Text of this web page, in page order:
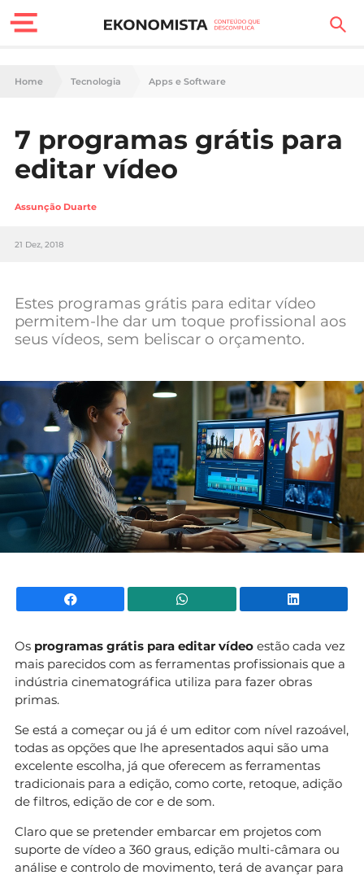
Finanças Pessoais
Carreira
Tecnologia
Negócios
Mundial 2026
Home Tecnologia Apps e Software
7 programas grátis para
editar vídeo
Assunção Duarte
21 Dez, 2018
Estes programas grátis para editar vídeo
permitem-lhe dar um toque profissional aos
seus vídeos, sem beliscar o orçamento.
Facebook WhatsApp
Os programas grátis para editar vídeo estão cada vez
mais parecidos com as ferramentas profissionais que a
indústria cinematográfica utiliza para fazer obras
primas.
Se está a começar ou já é um editor com nível razoável,
todas as opções que lhe apresentados aqui são uma
excelente escolha, já que oferecem as ferramentas
tradicionais para a edição, como corte, retoque, adição
de filtros, edição de cor e de som.
Claro que se pretender embarcar em projetos com
suporte de vídeo a 360 graus, edição multi-câmara ou
análise e controlo de movimento, terá de avançar para